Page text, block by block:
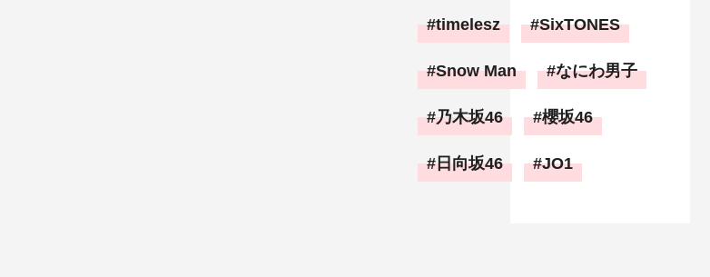
timelesz SixTONES
Snow Man なにわ男子
乃木坂46 櫻坂46
日向坂46 JO1